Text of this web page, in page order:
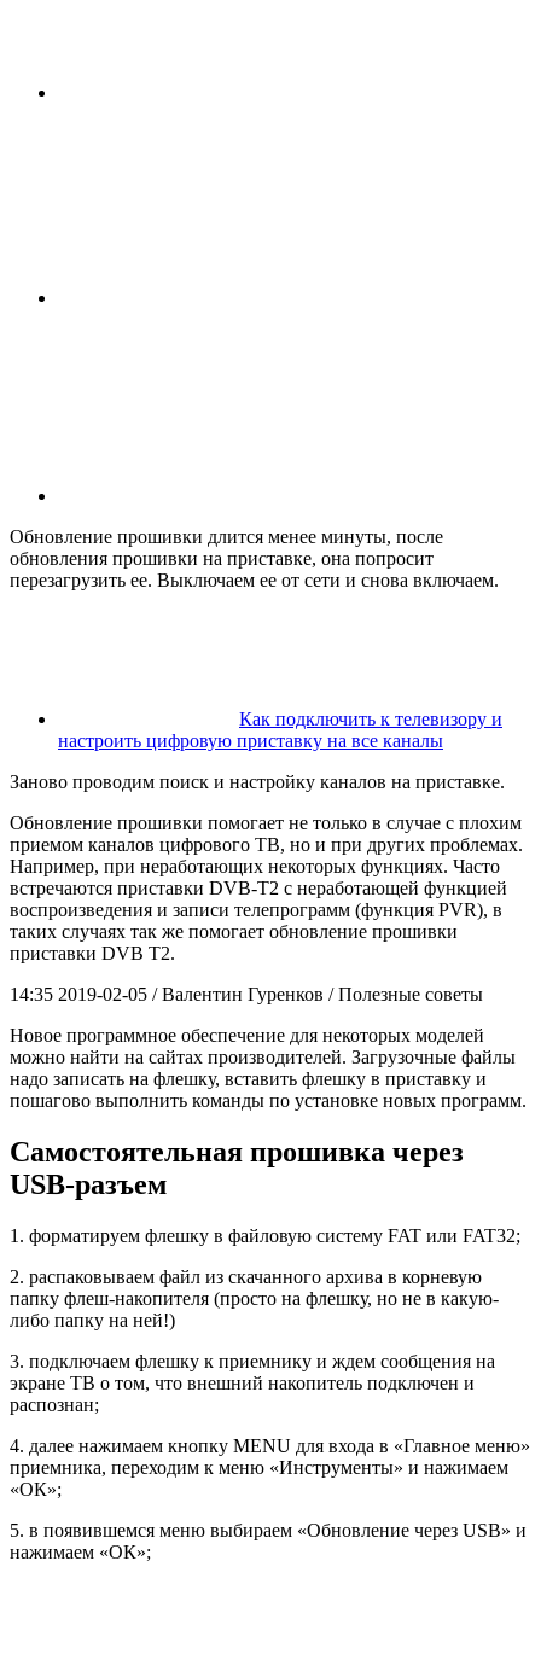
Обновление прошивки длится менее минуты, после
обновления прошивки на приставке, она попросит
перезагрузить ее. Выключаем ее от сети и снова включаем.
Как подключить к телевизору и
настроить цифровую приставку на все каналы
Заново проводим поиск и настройку каналов на приставке.
Обновление прошивки помогает не только в случае с плохим
приемом каналов цифрового ТВ, но и при других проблемах.
Например, при неработающих некоторых функциях. Часто
встречаются приставки DVB-T2 с неработающей функцией
воспроизведения и записи телепрограмм (функция PVR), в
таких случаях так же помогает обновление прошивки
приставки DVB T2.
14:35 2019-02-05 / Валентин Гуренков / Полезные советы
Новое программное обеспечение для некоторых моделей
можно найти на сайтах производителей. Загрузочные файлы
надо записать на флешку, вставить флешку в приставку и
пошагово выполнить команды по установке новых программ.
Самостоятельная прошивка через
USB-разъем
1. форматируем флешку в файловую систему FAT или FAT32;
2. распаковываем файл из скачанного архива в корневую
папку флеш-накопителя (просто на флешку, но не в какую-
либо папку на ней!)
3. подключаем флешку к приемнику и ждем сообщения на
экране ТВ о том, что внешний накопитель подключен и
распознан;
4. далее нажимаем кнопку MENU для входа в «Главное меню»
приемника, переходим к меню «Инструменты» и нажимаем
«ОК»;
5. в появившемся меню выбираем «Обновление через USB» и
нажимаем «ОК»;